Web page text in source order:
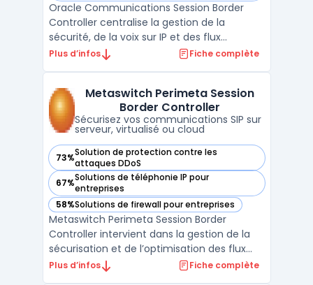
Oracle Communications Session Border
Controller centralise la gestion de la
sécurité, de la voix sur IP et des flux
multimédias pour les opérateurs télécom
aux attaques, assure l’interopérabilité des
systèmes hét ...
Plus d’infos Fiche complète
Metaswitch Perimeta Session
Border Controller
Sécurisez vos communications SIP sur
serveur, virtualisé ou cloud
73%Solution de protection contre les
attaques DDoS
— voir Metaswitch Perimeta Session Border Controller
67%Solutions de téléphonie IP pour
entreprises
— voir Metaswitch Perimeta Session Border Controller
58%Solutions de firewall pour entreprises
— voir Metaswitch Perimeta Session Border Controller
Metaswitch Perimeta Session Border
Controller intervient dans la gestion de la
sécurisation et de l’optimisation des flux
voix sur réseaux opérateurs et entreprises.
Plus d’infos Fiche complète